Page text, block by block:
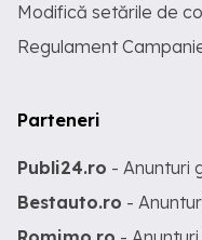
Modifică setările de
Regulament
Parteneri
Publi24.ro - Anunturi
Bestauto.ro -